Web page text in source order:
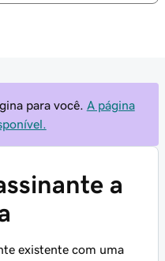
para você.
A página
a
existente com uma